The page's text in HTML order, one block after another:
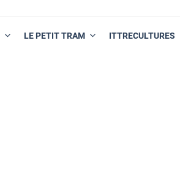
LE PETIT TRAM ITTRECULTURES